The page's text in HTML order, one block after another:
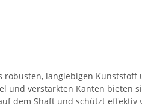
langlebigen
und verstärkten Kanten bieten
dem Shaft und schützt effektiv